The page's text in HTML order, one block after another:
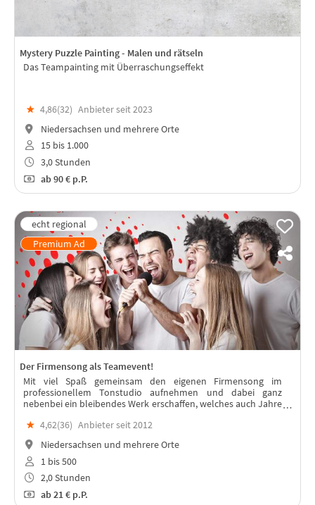
Mystery Puzzle Painting - Malen und rätseln
Das Teampainting mit Überraschungseffekt
★ 4,86(32) Anbieter seit 2023
Niedersachsen und mehrere Orte
15 bis 1.000
3,0 Stunden
ab90 € p.P.
Der Firmensong als Teamevent!
Mit viel Spaß gemeinsam den eigenen Firmensong im
professionellem Tonstudio aufnehmen und dabei ganz
nebenbei ein bleibendes Werk erschaffen, welches auch Jahre
★ 4,62(36) Anbieter seit 2012
Niedersachsen und mehrere Orte
1 bis 500
2,0 Stunden
ab21 € p.P.